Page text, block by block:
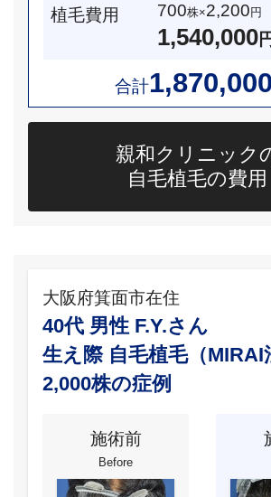
植毛費用 700株×2,200 円
1,540,000
合計1,870,000
親和クリニック
自毛植毛の費用
大阪府箕面市在住
40代 男性 F.Y.さん
生え際 自毛植毛（MIRAI
2,000株の症例
施術前
Before